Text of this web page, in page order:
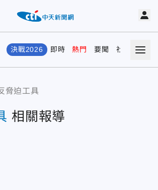
決戰2026 即時 熱門 要聞 社會 娛樂
脅迫工具
相關報導